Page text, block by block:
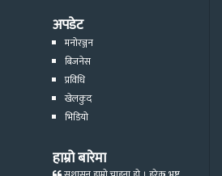
अपडेट
मनोरञ्जन
बिजनेस
प्रविधि
खेलकुद
भिडियो
हाम्रो बारेमा